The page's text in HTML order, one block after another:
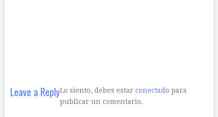
Leave a ReplyLo siento, debes estar conectado para
publicar un comentario.